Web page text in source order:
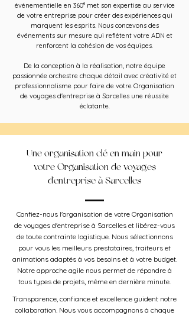
événementielle en 360° met son expertise au service
de votre entreprise pour créer des expériences qui
marquent les esprits. Nous concevons des
événements sur mesure qui reflètent votre ADN et
renforcent la cohésion de vos équipes.
De la conception à la réalisation, notre équipe
passionnée orchestre chaque détail avec créativité et
professionnalisme pour faire de votre Organisation
de voyages d'entreprise à Sarcelles une réussite
éclatante.
Une organisation clé en main pour
votre Organisation de voyages
d'entreprise à Sarcelles
Confiez-nous l'organisation de votre Organisation
de voyages d'entreprise à Sarcelles et libérez-vous
de toute contrainte logistique. Nous sélectionnons
pour vous les meilleurs prestataires, traiteurs et
animations adaptés à vos besoins et à votre budget.
Notre approche agile nous permet de répondre à
tous types de projets, même en dernière minute.
Transparence, confiance et excellence guident notre
collaboration. Nous vous accompagnons à chaque